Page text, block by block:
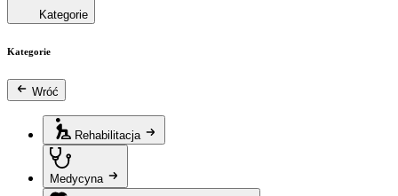
Kategorie
Kategorie
Wróć
Rehabilitacja
Medycyna